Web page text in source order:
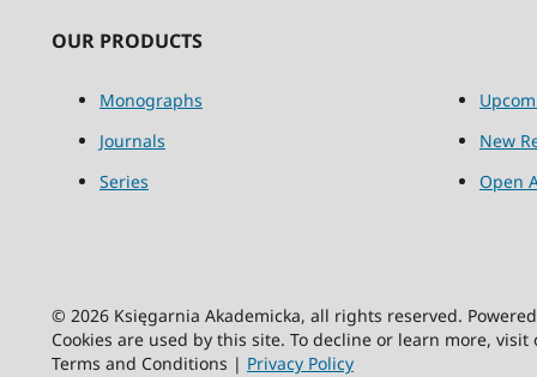
OUR PRODUCTS
Monographs
Journals
Series
New
Open
© 2026 Księgarnia Akademicka, all rights reserved.
Cookies are used by this site. To decline or learn more,
Terms and Conditions | Privacy Policy